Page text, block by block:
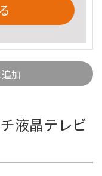
加
液晶テレビ